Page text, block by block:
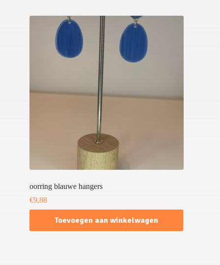
oorring blauwe hangers
€9,88
Toevoegen aan winkelwagen